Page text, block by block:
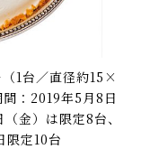
1台／直径約15×
：2019年5月8日
金）は限定8台、
限定10台